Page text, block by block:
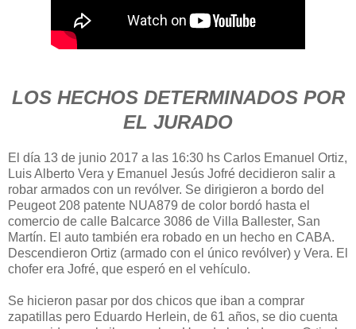
LOS HECHOS DETERMINADOS POR
EL JURADO
El día 13 de junio 2017 a las 16:30 hs Carlos Emanuel Ortiz,
Luis Alberto Vera y Emanuel Jesús Jofré decidieron salir a
robar armados con un revólver. Se dirigieron a bordo del
Peugeot 208 patente NUA879 de color bordó hasta el
comercio de calle Balcarce 3086 de Villa Ballester, San
Martín. El auto también era robado en un hecho en CABA.
Descendieron Ortiz (armado con el único revólver) y Vera. El
chofer era Jofré, que esperó en el vehículo.
Se hicieron pasar por dos chicos que iban a comprar
zapatillas pero Eduardo Herlein, de 61 años, se dio cuenta